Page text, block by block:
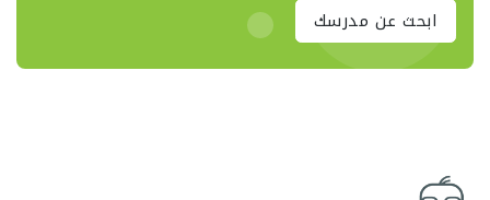
ابحث عن مدرسك